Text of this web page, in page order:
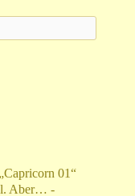
01“
Aber… -